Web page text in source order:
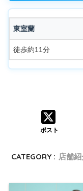
東室蘭
徒歩約11分
ポスト
CATEGORY : 店舗